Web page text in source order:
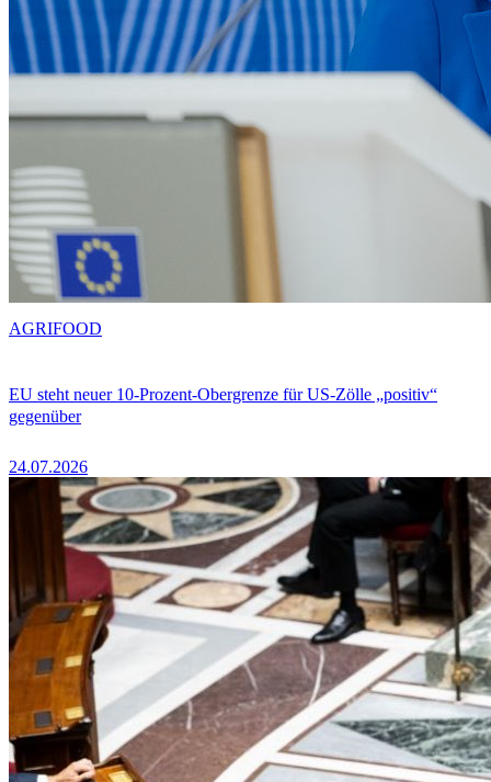
EU steht neuer 10-Prozent-Obergrenze für US-Zölle „positiv“
gegenüber
24.07.2026
AGRIFOOD